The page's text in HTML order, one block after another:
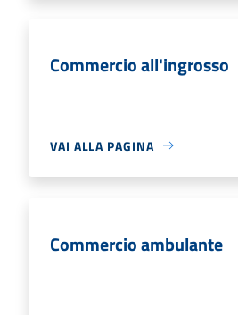
Commercio all'ingrosso
VAI ALLA PAGINA
Commercio ambulante